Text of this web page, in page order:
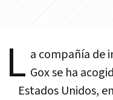
L a compañía de
Gox se ha
Estados Unidos,